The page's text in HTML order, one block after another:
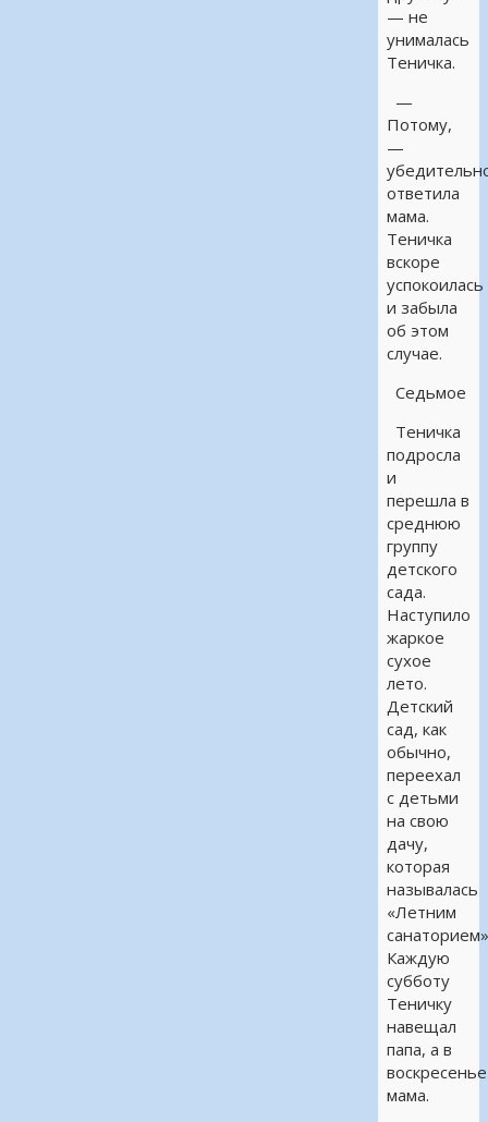
— не
унималась
Теничка.
—
Потому,
—
ответила
мама.
Теничка
вскоре
успокоилась
и забыла
об этом
случае.
Седьмое
Теничка
подросла
и
перешла в
среднюю
группу
детского
сада.
Наступило
жаркое
сухое
лето.
Детский
сад, как
обычно,
переехал
с детьми
на свою
дачу,
которая
называлась
«Летним
Каждую
субботу
Теничку
навещал
папа, а в
воскресенье
мама.